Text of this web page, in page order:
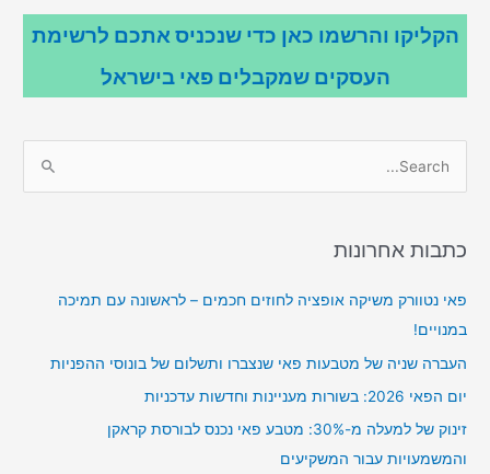
הקליקו והרשמו כאן כדי שנכניס אתכם לרשימת
העסקים שמקבלים פאי בישראל
r
h
f
o
r
כתבות אחרונות
פאי נטוורק משיקה אופציה לחוזים חכמים – לראשונה עם תמיכה
במנויים!
העברה שניה של מטבעות פאי שנצברו ותשלום של בונוסי ההפניות
יום הפאי 2026: בשורות מעניינות וחדשות עדכניות
זינוק של למעלה מ-30%: מטבע פאי נכנס לבורסת קראקן
והמשמעויות עבור המשקיעים